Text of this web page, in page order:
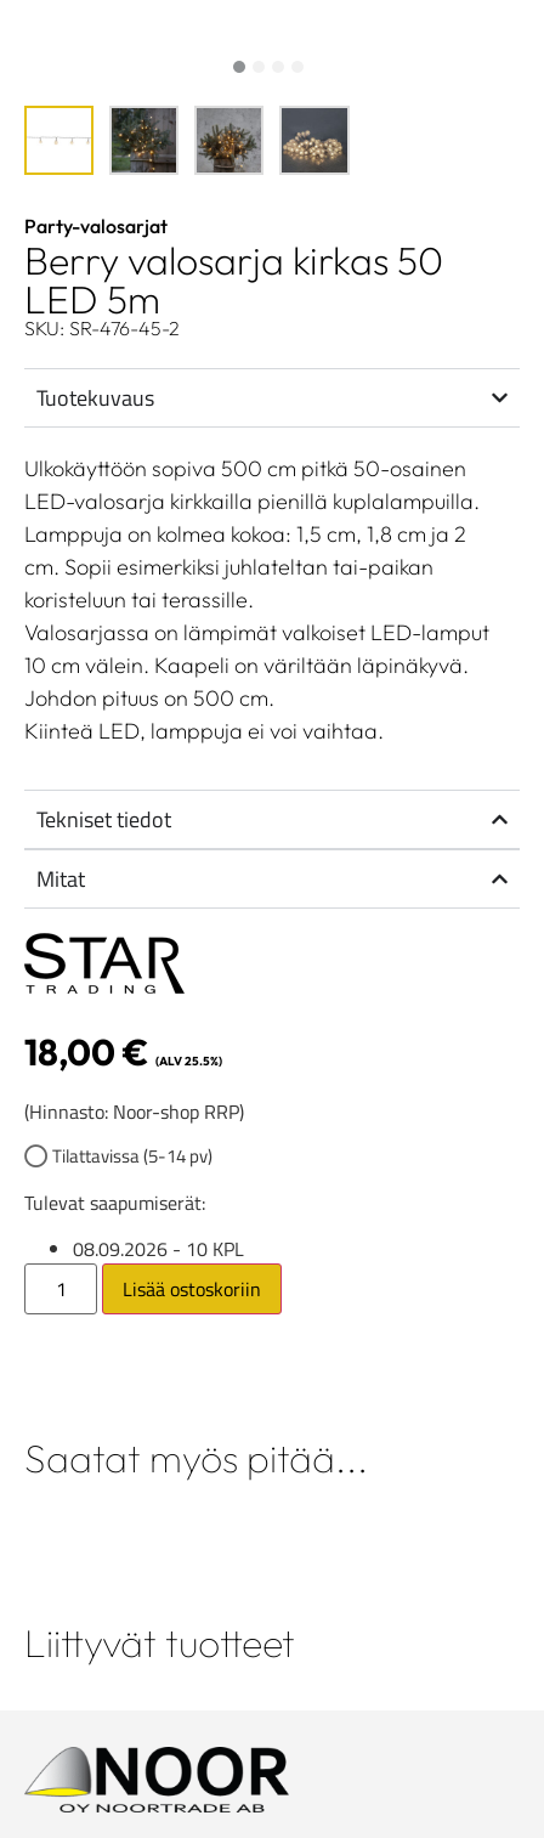
Party-valosarjat
Berry valosarja kirkas 50
LED 5m
SKU: SR-476-45-2
Tuotekuvaus
Ulkokäyttöön sopiva 500 cm pitkä 50-osainen
LED-valosarja kirkkailla pienillä kuplalampuilla.
Lamppuja on kolmea kokoa: 1,5 cm, 1,8 cm ja 2
cm. Sopii esimerkiksi juhlateltan tai-paikan
koristeluun tai terassille.
Valosarjassa on lämpimät valkoiset LED-lamput
10 cm välein. Kaapeli on väriltään läpinäkyvä.
Johdon pituus on 500 cm.
Kiinteä LED, lamppuja ei voi vaihtaa.
Tekniset tiedot
Mitat
18,00€ (ALV 25.5%)
(Hinnasto: Noor-shop RRP)
Tilattavissa (5-14 pv)
Tulevat saapumiserät:
08.09.2026 - 10 KPL
Lisää ostoskoriin
Saatat myös pitää...
Liittyvät tuotteet